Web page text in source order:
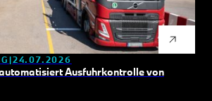
24.07.2026
Ausfuhrkontrolle von